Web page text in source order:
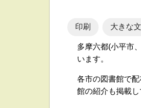
印刷 大きな
多摩六都(小平市
います。
各市の図書館で
館の紹介も掲載